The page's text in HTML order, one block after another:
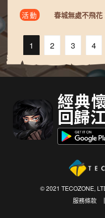
活動 春城無處不飛
1 2 3 4
經典
回歸
© 2021 TECOZONE,
服務條款